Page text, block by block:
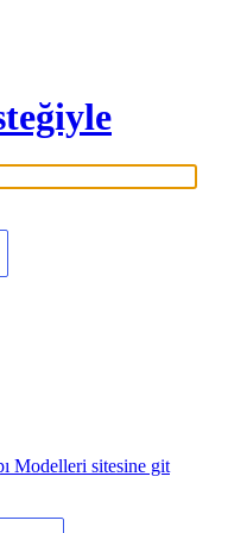
Modelleri sitesine git